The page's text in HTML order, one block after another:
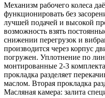
Механизм рабочего колеса
функционировать без
лучшей подачей и высокой
возможность взять
снижении перегрузок и
производится через корпус
погружен. Уплотнение по
монтированные 2-3
прокладка разделяет
маслом. Вторая прокладка
Масляная камера: залита